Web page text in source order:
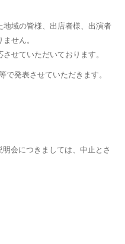
域の皆様、出店者様、出演者
せん。
せていただいております。
で発表させていただきます。
会につきましては、中止とさ